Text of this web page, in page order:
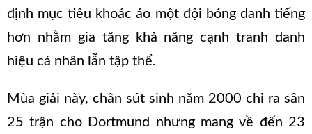
định mục tiêu khoác áo một đội bóng danh tiếng
hơn nhằm gia tăng khả năng cạnh tranh danh
hiệu cá nhân lẫn tập thể.
Mùa giải này, chân sút sinh năm 2000 chỉ ra sân
25 trận cho Dortmund nhưng mang về đến 23